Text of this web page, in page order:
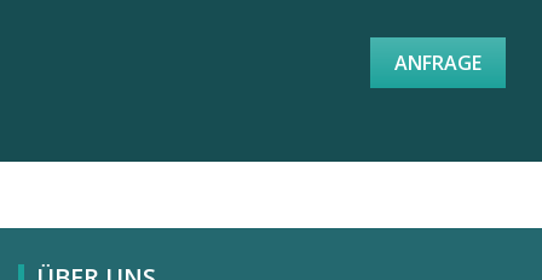
ANFRAGE